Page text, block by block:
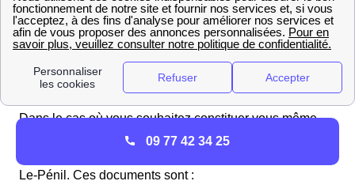
Le raccordement de votre maison neuve au réseau
électrique se fait via Enedis (ex-ErDF) qui est le
gestionnaire de réseau électrique sur 95% du territoire
français. Pour entamer la démarche d'un raccordement à
Vaux-Le-Pénil, il faut contacter directement Enedis.
Dans le cas où vous souhaitez constituer vous même
votre dossier, il vous faudra vous munir de documents
Le-Pénil. Ces documents sont :
09 77 42 34 25